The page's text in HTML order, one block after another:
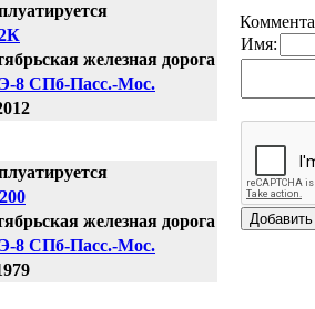
железная дорога
8 СПб-Пасс.-Мос.
железная дорога
8 СПб-Пасс.-Мос.
Имя: